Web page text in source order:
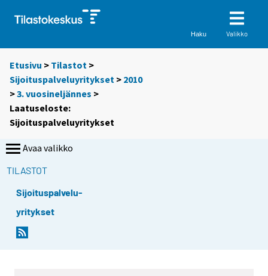
Haku Valikko
Etusivu > Tilastot >
Sijoituspalveluyritykset > 2010
>3. vuosineljännes >
Laatuseloste:
Sijoituspalveluyritykset
Avaa valikko
TILASTOT
Sijoituspalvelu-
yritykset